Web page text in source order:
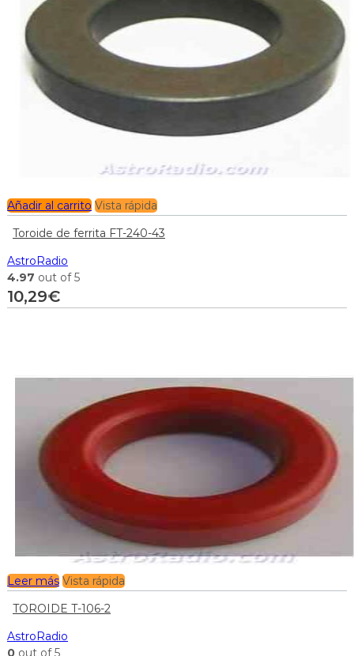
Añadir al carrito Vista rápida
Toroide de ferrita FT-240-43
AstroRadio
4.97 out of 5
10,29€
Leer más Vista rápida
TOROIDE T-106-2
AstroRadio
0 out of 5